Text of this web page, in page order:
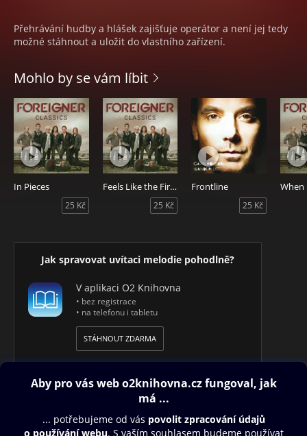
Přehrávání hudby a hlášek zajišťuje operátor a není jej tedy
možné stáhnout a uložit do vlastního zařízení.
Mohlo by se vám líbit
In Pieces
25 Kč
Feels Like the First Time (Re-Recorded 2011)
25 Kč
Frontline
25 Kč
Jak spravovat uvítaci melodie pohodlně?
V aplikaci O2 Knihovna
• bez registrace
• na telefonu i tabletu
STÁHNOUT ZDARMA
Obsah ke stažení